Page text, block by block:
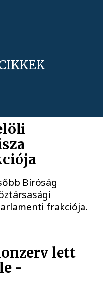
Bíróság
frakciója.
lett
-